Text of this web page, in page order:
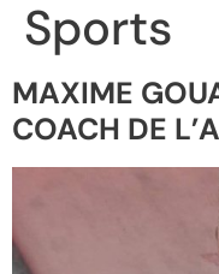
Sports
MAXIME
COACH DE